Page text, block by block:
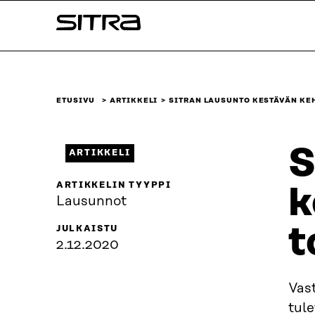
sisältöön
Sitra
ETUSIVU ARTIKKELI SITRAN LAUSUNTO KESTÄVÄN
ARTIKKELI
ARTIKKELIN TYYPPI
Lausunnot
JULKAISTU
2.12.2020